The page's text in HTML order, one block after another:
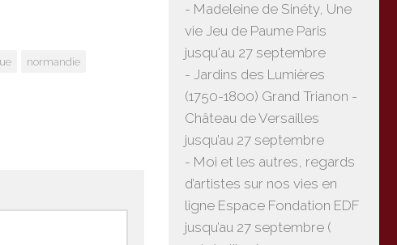
normandie
- Madeleine de Sinéty, Une
vie Jeu de Paume Paris
jusqu'au 27 septembre
- Jardins des Lumières
(1750-1800) Grand Trianon -
Château de Versailles
jusqu’au 27 septembre
- Moi et les autres, regards
d’artistes sur nos vies en
ligne Espace Fondation EDF
jusqu’au 27 septembre (